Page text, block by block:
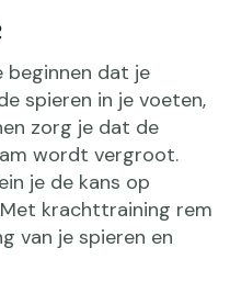
dat je
spieren in je voeten,
zorg je dat de
wordt vergroot.
je de kans op
krachttraining rem
van je spieren en